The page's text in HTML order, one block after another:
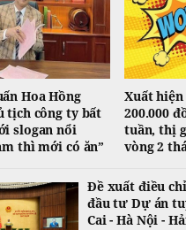
Hoa Hồng
tịch công ty bất
slogan nổi
thì mới có ăn”
Xuất hiện
200.000
tuần, thị
vòng 2
Đề xuất điều
đầu tư Dự án
Cai - Hà Nội -